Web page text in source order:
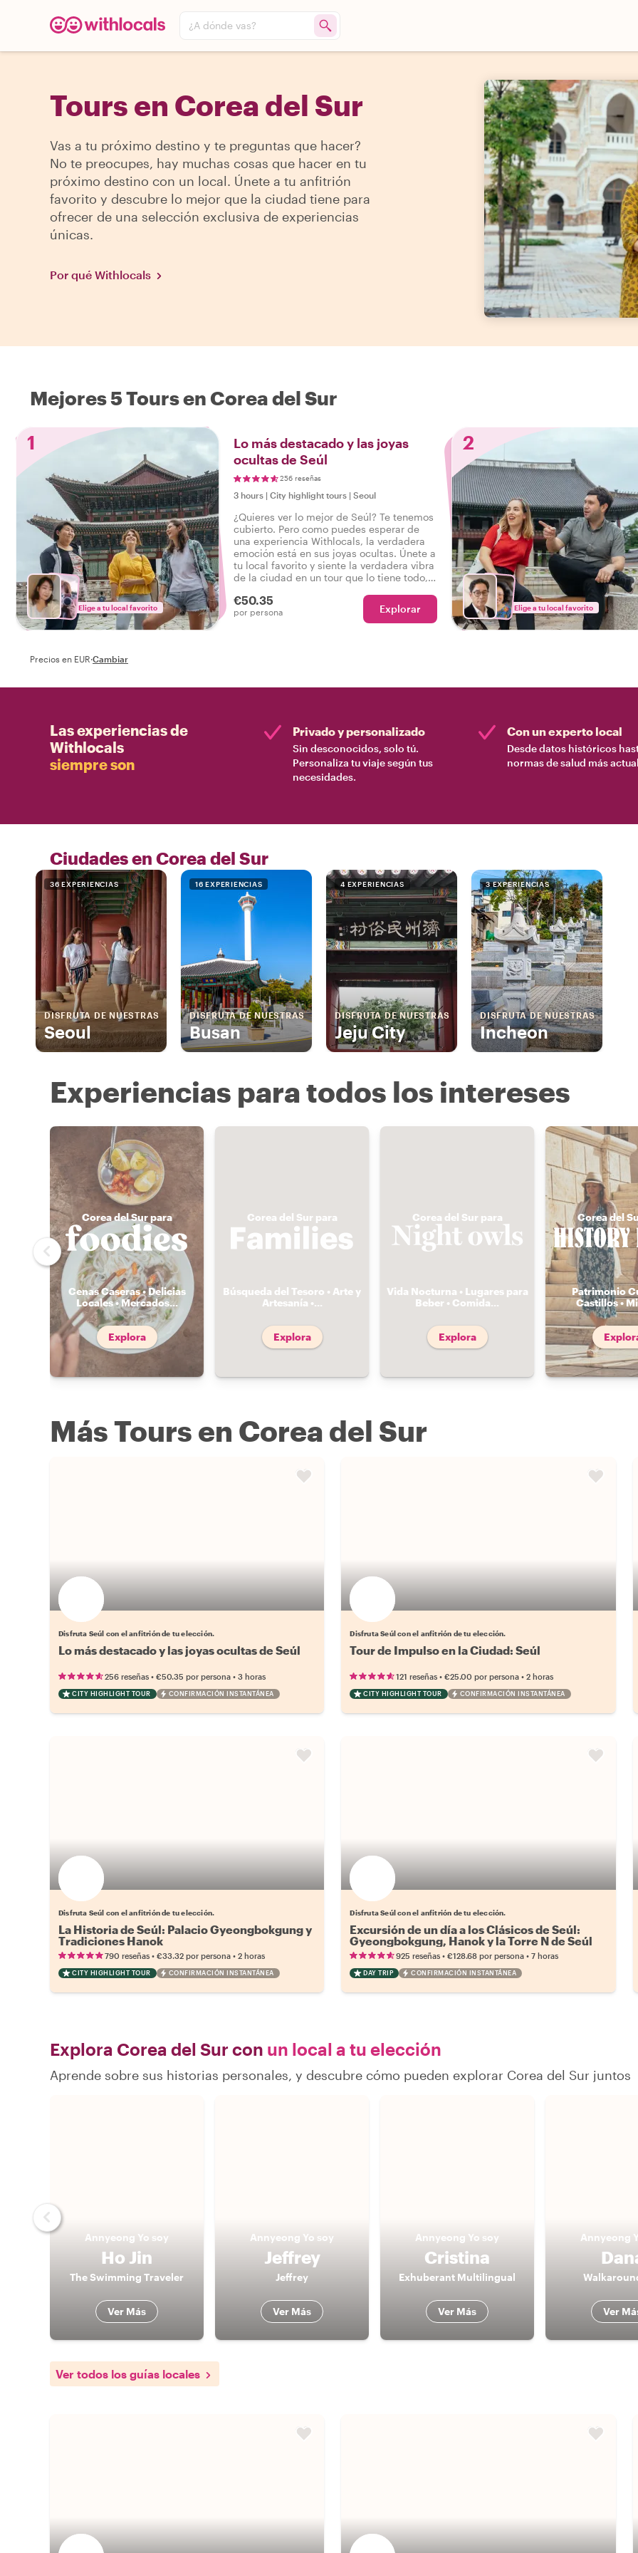
¿A dónde vas?
Tours en Corea del Sur
Vas a tu próximo destino y te preguntas que hacer?
No te preocupes, hay muchas cosas que hacer en tu
próximo destino con un local. Únete a tu anfitrión
favorito y descubre lo mejor que la ciudad tiene para
ofrecer de una selección exclusiva de experiencias
únicas.
Por qué Withlocals
Mejores 5 Tours en Corea del Sur
1
Elige a tu local favorito
Lo más destacado y las joyas
ocultas de Seúl
256 reseñas
3 hours | City highlight tours | Seoul
¿Quieres ver lo mejor de Seúl? Te tenemos
cubierto. Pero como puedes esperar de
una experiencia Withlocals, la verdadera
emoción está en sus joyas ocultas. Únete a
tu local favorito y siente la verdadera vibra
de la ciudad en un tour que lo tiene todo,
verdadero Seúl!
€50.35
por persona Explorar
2
Elige a tu local favorito
Precios en EUR·Cambiar
Las experiencias de
Withlocals
siempre son
Privado y personalizado
Sin desconocidos, solo tú.
Personaliza tu viaje según tus
necesidades.
Con un experto local
Desde datos históricos
normas de salud más
Ciudades en Corea del Sur
36 EXPERIENCIAS
DISFRUTA DE NUESTRAS
Seoul
16 EXPERIENCIAS
DISFRUTA DE NUESTRAS
Busan
4 EXPERIENCIAS
DISFRUTA DE NUESTRAS
Jeju City
3 EXPERIENCIAS
DISFRUTA DE NUESTRAS
Incheon
Experiencias para todos los intereses
Corea del Sur para
Cenas Caseras • Delicias
Locales • Mercados...
Explora
Corea del Sur para
Búsqueda del Tesoro • Arte y
Artesanía •...
Explora
Corea del Sur para
Vida Nocturna • Lugares para
Beber • Comida...
Explora
Corea del
Patrimonio
Castillos •
Más Tours en Corea del Sur
Disfruta Seúl con el anfitrión de tu elección.
Lo más destacado y las joyas ocultas de Seúl
256 reseñas • €50.35 por persona • 3 horas
CITY HIGHLIGHT TOUR CONFIRMACIÓN INSTANTÁNEA
Disfruta Seúl con el anfitrión de tu elección.
Tour de Impulso en la Ciudad: Seúl
121 reseñas •€25.00 por persona •2 horas
CITY HIGHLIGHT TOUR CONFIRMACIÓN INSTANTÁNEA
Disfruta Seúl con el anfitrión de tu elección.
La Historia de Seúl: Palacio Gyeongbokgung y
Tradiciones Hanok
790 reseñas • €33.32 por persona • 2 horas
CITY HIGHLIGHT TOUR CONFIRMACIÓN INSTANTÁNEA
Disfruta Seúl con el anfitrión de tu elección.
Excursión de un día a los Clásicos de Seúl:
Gyeongbokgung, Hanok y la Torre N de Seúl
925 reseñas •€128.68 por persona •7 horas
DAY TRIP CONFIRMACIÓN INSTANTÁNEA
Explora Corea del Sur con un local a tu elección
Aprende sobre sus historias personales, y descubre cómo pueden explorar Corea del Sur juntos
Annyeong Yo soy
Ho Jin
The Swimming Traveler
Ver Más
Annyeong Yo soy
Jeffrey
Jeffrey
Ver Más
Annyeong Yo soy
Cristina
Exhuberant Multilingual
Ver Más
Annyeong
Ver
Ver todos los guías locales